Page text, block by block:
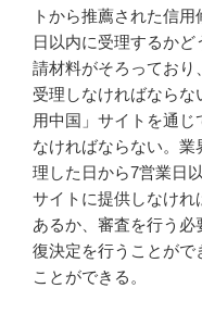
トから推薦された信
日以内に受理するか
請材料がそろっており
受理しなければなら
用中国」サイトを通
なければならない。
理した日から7営業日
サイトに提供しなけ
あるか、審査を行う
復決定を行うことがで
ことができる。